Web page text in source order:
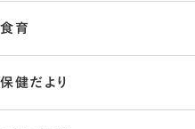
食育
保健だより